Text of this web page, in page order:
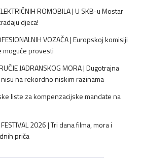
ROMOBILA | U SKB-u Mostar
djeca!
VOZAČA | Europskoj komisiji
provesti
JADRANSKOG MORA | Dugotrajna
na rekordno niskim razinama
liste za kompenzacijske mandate na
2026 | Tri dana filma, mora i
priča